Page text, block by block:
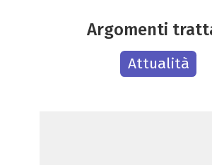
Argomenti
Attualità